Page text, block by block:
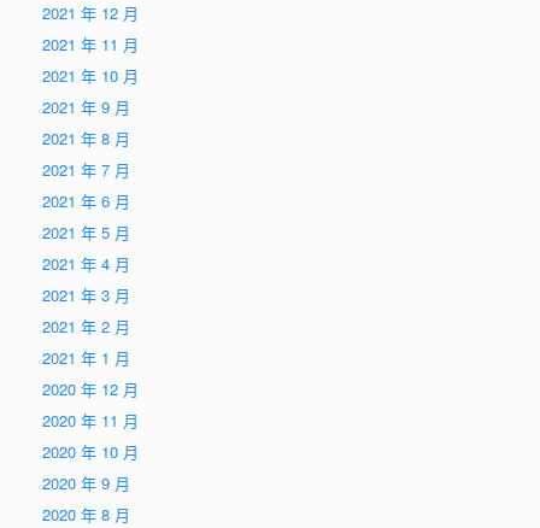
2021 年 12 月
2021 年 11 月
2021 年 10 月
2021 年 9 月
2021 年 8 月
2021 年 7 月
2021 年 6 月
2021 年 5 月
2021 年 4 月
2021 年 3 月
2021 年 2 月
2021 年 1 月
2020 年 12 月
2020 年 11 月
2020 年 10 月
2020 年 9 月
2020 年 8 月